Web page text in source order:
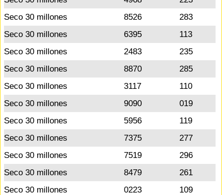
Seco 30 millones
8526
283
Seco 30 millones
6395
113
Seco 30 millones
2483
235
Seco 30 millones
8870
285
Seco 30 millones
3117
110
Seco 30 millones
9090
019
Seco 30 millones
5956
119
Seco 30 millones
7375
277
Seco 30 millones
7519
296
Seco 30 millones
8479
261
Seco 30 millones
0223
109